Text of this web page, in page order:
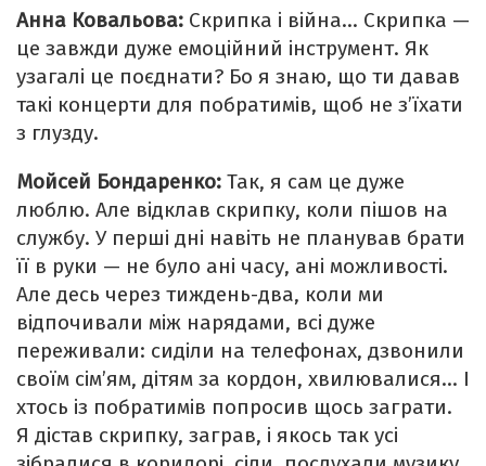
Анна Ковальова: Скрипка і війна… Скрипка —
це завжди дуже емоційний інструмент. Як
узагалі це поєднати? Бо я знаю, що ти давав
такі концерти для побратимів, щоб не з’їхати
з глузду.
Мойсей Бондаренко: Так, я сам це дуже
люблю. Але відклав скрипку, коли пішов на
службу. У перші дні навіть не планував брати
її в руки — не було ані часу, ані можливості.
Але десь через тиждень-два, коли ми
відпочивали між нарядами, всі дуже
переживали: сиділи на телефонах, дзвонили
своїм сім’ям, дітям за кордон, хвилювалися… І
хтось із побратимів попросив щось заграти.
Я дістав скрипку, заграв, і якось так усі